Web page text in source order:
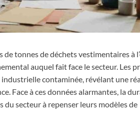
tonnes de déchets vestimentaires à
auquel fait face le secteur. Les
industrielle contaminée, révélant une
Face à ces données alarmantes, la
secteur à repenser leurs modèles de